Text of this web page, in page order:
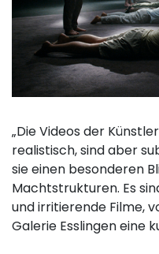
„Die Videos der
realistisch, sind aber
sie einen besonderen
Machtstrukturen. Es
und irritierende Filme,
Galerie Esslingen eine